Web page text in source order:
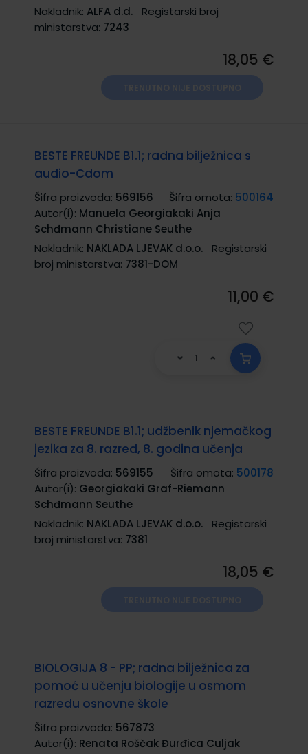
Nakladnik: ALFA d.d.
Registarski broj
ministarstva: 7243
18,05 €
BESTE FREUNDE B1.1; radna bilježnica s
audio-Cdom
Šifra proizvoda: 569156 Šifra omota: 500164
Autor(i): Manuela Georgiakaki Anja
Schđmann Christiane Seuthe
Nakladnik: NAKLADA LJEVAK d.o.o.
Registarski
broj ministarstva: 7381-DOM
11,00 €
BESTE FREUNDE B1.1; udžbenik njemačkog
jezika za 8. razred, 8. godina učenja
Šifra proizvoda: 569155 Šifra omota: 500178
Autor(i): Georgiakaki Graf-Riemann
Schđmann Seuthe
Nakladnik: NAKLADA LJEVAK d.o.o.
Registarski
broj ministarstva: 7381
18,05 €
BIOLOGIJA 8 - PP; radna bilježnica za
pomoć u učenju biologije u osmom
razredu osnovne škole
Šifra proizvoda: 567873
Autor(i): Renata Roščak Đurđica Culjak